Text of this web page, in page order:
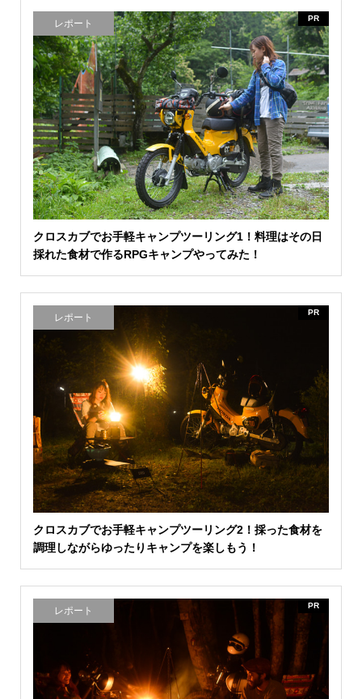
レポート PR
クロスカブでお手軽キャンプツーリング1！料理はその日
採れた食材で作るRPGキャンプやってみた！
レポート PR
クロスカブでお手軽キャンプツーリング2！採った食材を
調理しながらゆったりキャンプを楽しもう！
レポート PR